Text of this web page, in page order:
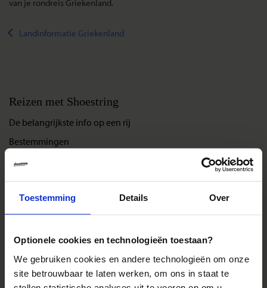
Toestemming Details Over
Optionele cookies en technologieën toestaan?
We gebruiken cookies en andere technologieën om onze
site betrouwbaar te laten werken, om ons in staat te
van je rondreis Griekenland.
Landinformatie Griekenland
Reizen met Shoestring
De belangrijkste info op een rij
Bestemmingen
Duurzaam reizen
Reis- en annuleringsvoorwaarden
Veelgestelde vragen
Inloggen op mijn.Shoestring
Reisthema's
Groepsreizen